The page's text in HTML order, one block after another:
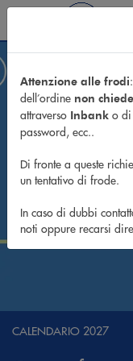
Salta al contenuto
AI CONFINI DELLA
CALENDARIO 2027
OFFERTA MINORI
GRUPPO CASSA
CREDIMA 360
CREDIMA 360
A BUON RENDERE
Attenzione alle frodi
dell’ordine non
attraverso Inbank o di
password, ecc..
Di fronte a queste
un tentativo di frode.
In caso di dubbi
noti oppure recarsi